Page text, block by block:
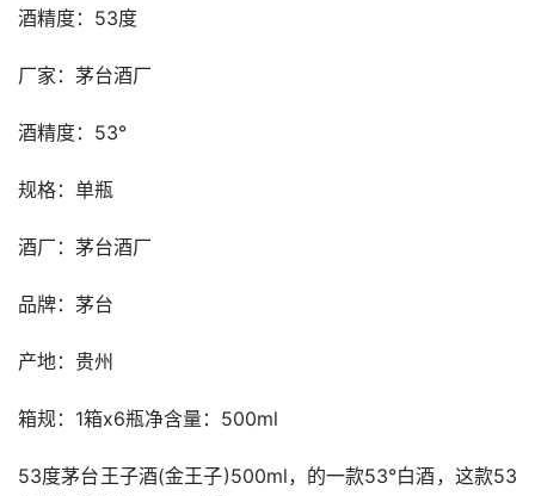
酒精度：53度
厂家：茅台酒厂
酒精度：53°
规格：单瓶
酒厂：茅台酒厂
品牌：茅台
产地：贵州
箱规：1箱x6瓶净含量：500ml
53度茅台王子酒(金王子)500ml，的一款53°白酒，这款53